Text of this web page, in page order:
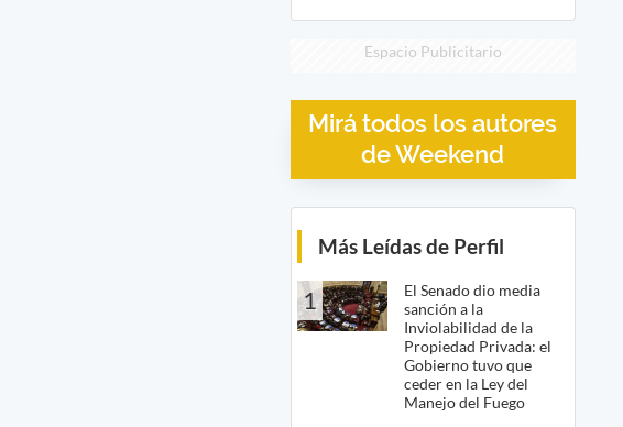
Espacio Publicitario
Mirá todos los autores
de Weekend
Más Leídas de Perfil
1
El Senado dio media
sanción a la
Inviolabilidad de la
Propiedad Privada: el
Gobierno tuvo que
ceder en la Ley del
Manejo del Fuego